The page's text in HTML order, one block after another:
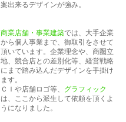
案出来るデザインが強み。
商業店舗・事業建築では、大手企業
から個人事業まで、御取引をさせて
頂いています。企業理念や、商圏立
地、競合店との差別化等、経営戦略
にまで踏み込んだデザインを手掛け
ます。
ＣＩや店舗ロゴ等、 グラフィック
は、ここから派生して依頼を頂くよ
うになりました。